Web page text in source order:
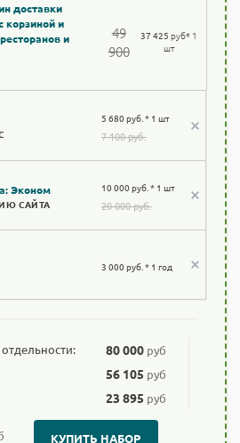
доставки
и
и
49
900
37 425руб* 1
шт
5 680 руб. * 1 шт
7 100 руб.
Эконом
САЙТА
10 000 руб. * 1 шт
20 000 руб.
3 000 руб. * 1 год
80 000 руб
56 105 руб
23 895 руб
КУПИТЬ НАБОР